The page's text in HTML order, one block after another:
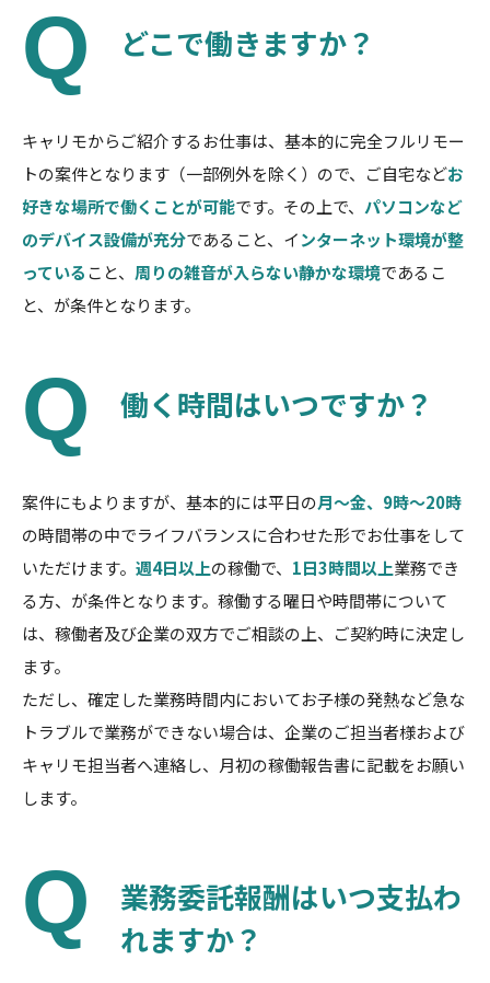
どこで働きますか？
キャリモからご紹介するお仕事は、基本的に完全フルリモー
トの案件となります（一部例外を除く）ので、ご自宅などお
好きな場所で働くことが可能です。その上で、 パソコンなど
のデバイス設備が充分であること、インターネット環境が整
っていること、 周りの雑音が入らない静かな環境であるこ
と、が条件となります。
働く時間はいつですか？
案件にもよりますが、基本的には平日の月～金、9時～20時
の時間帯の中でライフバランスに合わせた形でお仕事をして
いただけます。 週4日以上の稼働で、 1日3時間以上業務でき
る方、が条件となります。稼働する曜日や時間帯について
は、稼働者及び企業の双方でご相談の上、ご契約時に決定し
ます。
ただし、確定した業務時間内においてお子様の発熱など急な
トラブルで業務ができない場合は、企業のご担当者様および
キャリモ担当者へ連絡し、月初の稼働報告書に記載をお願い
します。
業務委託報酬はいつ支払わ
れますか？